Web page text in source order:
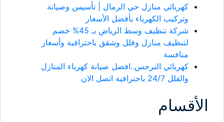
كهربائي منازل حي الرمال | تأسيس وصيانة
وتركيب الكهرباء بأفضل الأسعار
شركة تنظيف وسط الرياض بـ 45% خصم
لتنظيف منازل وفلل وشقق باحترافية وأسعار
منافسة
كهربائي النرجس..افضل صيانة كهرباء المنازل
والفلل 24/7 باحترافية اتصل الان
الأقسام